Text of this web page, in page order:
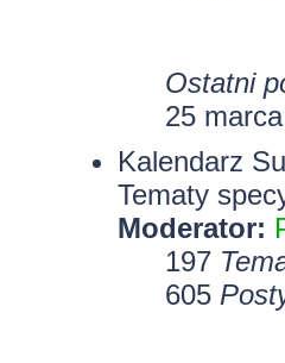
Ostatni
25
Kalendarz
Tematy
Moderator:
197
605